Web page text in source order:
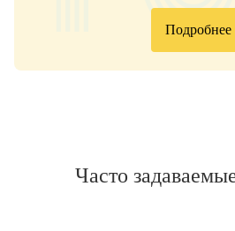
Подробнее
Часто